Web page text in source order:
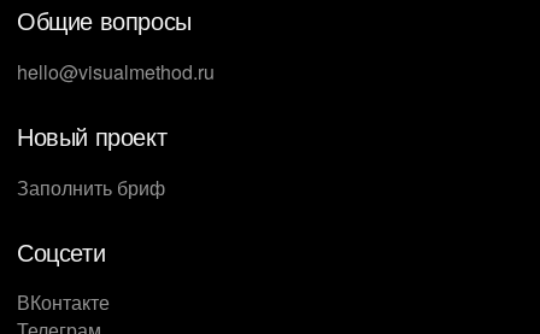
как это делать в процессе создания презентаций
Общие вопросы
hello@visualmethod.ru
Новый проект
Заполнить бриф
Соцсети
ВКонтакте